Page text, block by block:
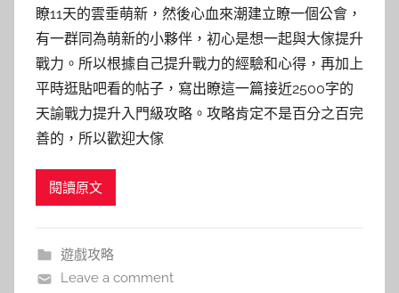
瞭11天的雲垂萌新，然後心血來潮建立瞭一個公會，
有一群同為萌新的小夥伴，初心是想一起與大傢提升
戰力。所以根據自己提升戰力的經驗和心得，再加上
平時逛貼吧看的帖子，寫出瞭這一篇接近2500字的
天諭戰力提升入門級攻略。攻略肯定不是百分之百完
善的，所以歡迎大傢
閱讀原文
遊戲攻略
Leave a comment